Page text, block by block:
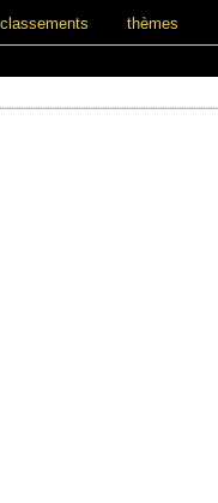
classements thèmes